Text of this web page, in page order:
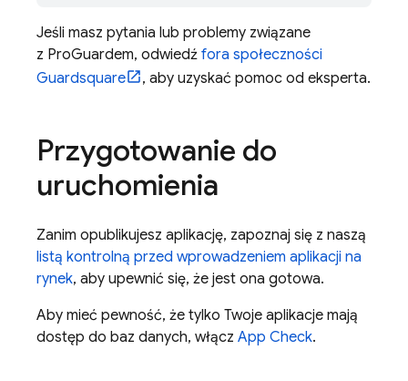
Jeśli masz pytania lub problemy związane
z ProGuardem, odwiedź fora społeczności
Guardsquare
, aby uzyskać pomoc od eksperta.
Przygotowanie do
uruchomienia
Zanim opublikujesz aplikację, zapoznaj się z naszą
listą kontrolną przed wprowadzeniem aplikacji na
rynek, aby upewnić się, że jest ona gotowa.
Aby mieć pewność, że tylko Twoje aplikacje mają
dostęp do baz danych, włącz App Check.